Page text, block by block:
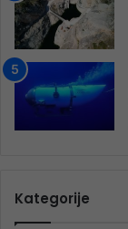
Kategorije